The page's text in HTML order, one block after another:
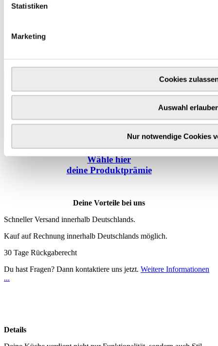
Statistiken
Marketing
Cookies
Auswahl
Nur notwendige Cookies
Wählehier
deine Produktprämie
Deine Vorteile bei uns
Schneller Versand innerhalb Deutschlands.
Kauf auf Rechnung innerhalb Deutschlands möglich.
30 Tage Rückgaberecht
Du hast Fragen? Dann kontaktiere uns jetzt. Weitere Informationen
...
Details